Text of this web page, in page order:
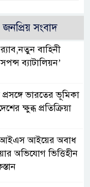
জনপ্রিয় সংবাদ
বাহিনী
ব্যাটালিয়ন’
ভারতের ভূমিকা
ক্ষুব্ধ প্রতিক্রিয়া
আইএস আইয়ের অবাধ
অভিযোগ ভিত্তিহীন